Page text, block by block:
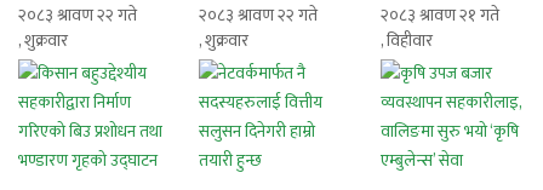
२०८३ श्रावण २२ गते
, शुक्रवार
२०८३ श्रावण २२ गते
, शुक्रवार
२०८३ श्रावण २१ गते
, विहीवार